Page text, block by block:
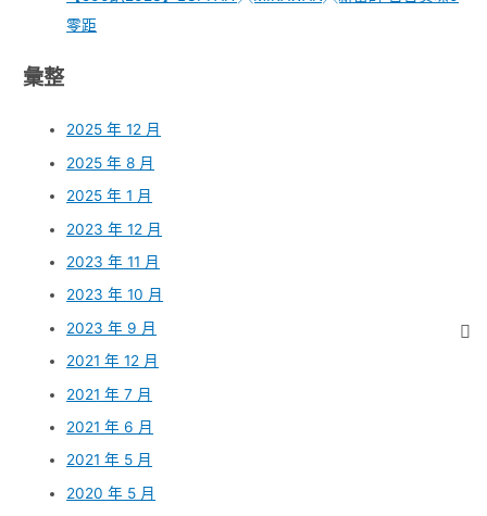
零距
彙整
2025 年 12 月
2025 年 8 月
2025 年 1 月
2023 年 12 月
2023 年 11 月
2023 年 10 月
2023 年 9 月
2021 年 12 月
2021 年 7 月
2021 年 6 月
2021 年 5 月
2020 年 5 月